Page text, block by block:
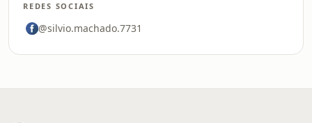
REDES SOCIAIS
@silvio.machado.7731